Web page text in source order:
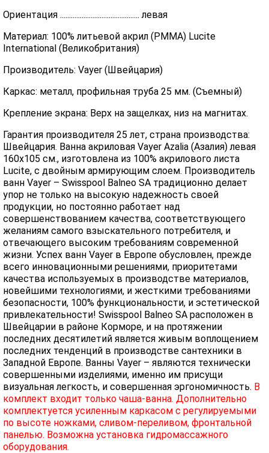
Ориентация ............................................ левая
Материал: 100% литьевой акрил (PMMA) Lucite
International (Великобритания)
Производитель: Vayer (Швейцария)
Каркас: металл, профильная труба 25 мм. (Съемный)
Крепление экрана: Верх на защелках, низ на магнитах.
Гарантия производителя 25 лет, страна производства:
Швейцария. Ванна акриловая Vayer Azalia (Азалия) левая
160x105 см., изготовлена из 100% акрилового листа
Lucite, с двойным армирующим слоем. Производитель
ванн Vayer – Swisspool Balneo SA традиционно делает
упор не только на высокую надежность своей
продукции, но постоянно работает над
совершенствованием качества, соответствующего
желаниям самого взыскательного потребителя, и
отвечающего высоким требованиям современной
жизни. Успех ванн Vayer в Европе обусловлен, прежде
всего инновационными решениями, приоритетами
качества используемых в производстве материалов,
новейшими технологиями, и жесткими требованиями
безопасности, 100% функциональности, и эстетической
привлекательности! Swisspool Balneo SA расположен в
Швейцарии в районе Корморе, и на протяжении
последних десятилетий является живым воплощением
последних тенденций в производстве сантехники в
Западной Европе. Ванны Vayer – являются технически
совершенными изделиями, именно им присущи
визуальная легкость, и совершенная эргономичность. В
комплект входит только чаша-ванна. Дополнительно
комплектуется усиленным каркасом с регулируемыми
по высоте ножками, сливом-переливом, фронтальной
панелью. Возможна установка гидромассажного
оборудования.